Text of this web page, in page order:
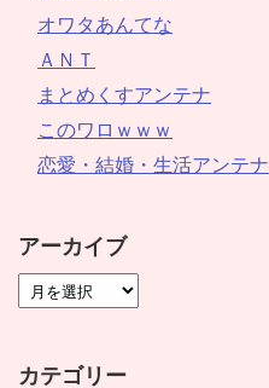
オワタあんてな
ＡＮＴ
まとめくすアンテナ
このワロｗｗｗ
恋愛・結婚・生活アンテナ
アーカイブ
カテゴリー